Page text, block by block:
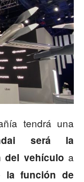
tendrá una
será la
del vehículo a
la función de